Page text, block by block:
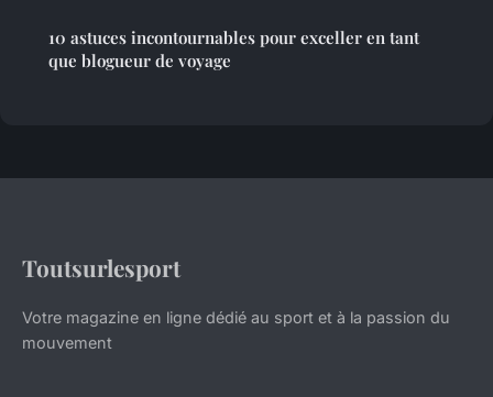
10 astuces incontournables pour exceller en tant
que blogueur de voyage
Toutsurlesport
Votre magazine en ligne dédié au sport et à la passion du
mouvement